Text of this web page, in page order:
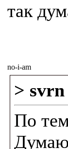
так
no-i-am
> svrn
По